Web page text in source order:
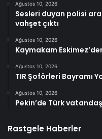
Ağustos 10, 2026
Sesleri duyan polisi
vahşet çıktı
Ağustos 10, 2026
Kaymakam
Ağustos 10, 2026
TIR Şoförleri Bayramı
Ağustos 10, 2026
Pekin’de Türk
Rastgele Haberler